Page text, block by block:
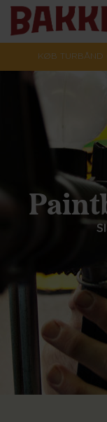
KØB TURBÅND